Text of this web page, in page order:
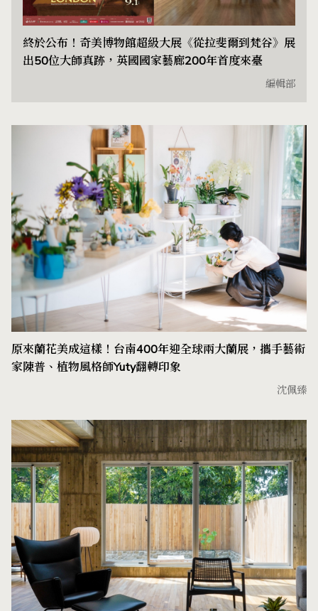
終於公布！奇美博物館超級大展《從拉斐爾到梵谷》展
出50位大師真跡，英國國家藝廊200年首度來臺
編輯部
原來蘭花美成這樣！台南400年迎全球兩大蘭展，攜手藝術
家陳普、植物風格師Yuty翻轉印象
沈佩臻